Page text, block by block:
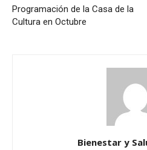
Programación de la Casa de la
Cultura en Octubre
Bienestar y